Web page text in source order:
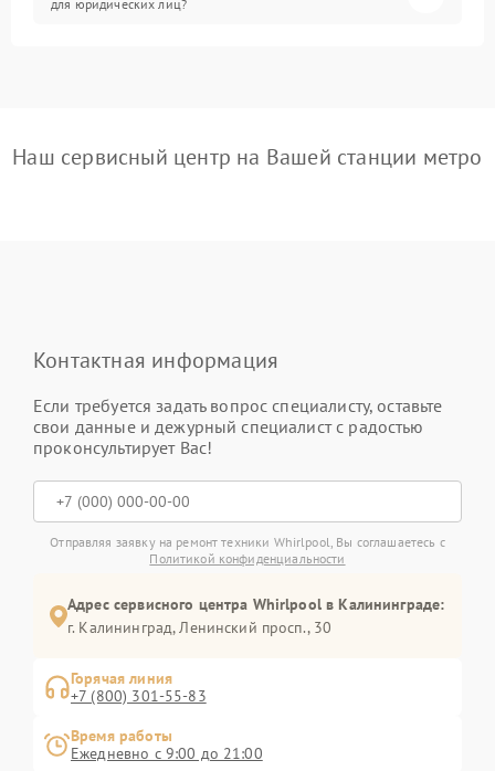
для юридических лиц?
Наш сервисный центр на Вашей станции метро
Контактная информация
Если требуется задать вопрос специалисту, оставьте
свои данные и дежурный специалист с радостью
проконсультирует Вас!
Отправляя заявку на ремонт техники Whirlpool, Вы соглашаетесь с
Политикой конфиденциальности
Адрес сервисного центра Whirlpool в Калининграде:
г. Калининград, Ленинский просп., 30
Горячая линия
+7 (800) 301-55-83
Время работы
Ежедневно с 9:00 до 21:00